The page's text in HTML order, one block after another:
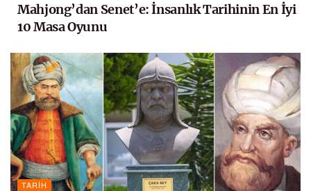
Mahjong’dan Senet’e: İnsanlık Tarihinin En İyi
10 Masa Oyunu
TARIH